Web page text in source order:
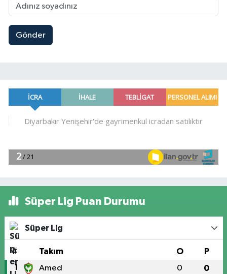
Gönder
Süper Lig Puan Durumu
Süper Lig
# Takım O P
1 Amed 0 0